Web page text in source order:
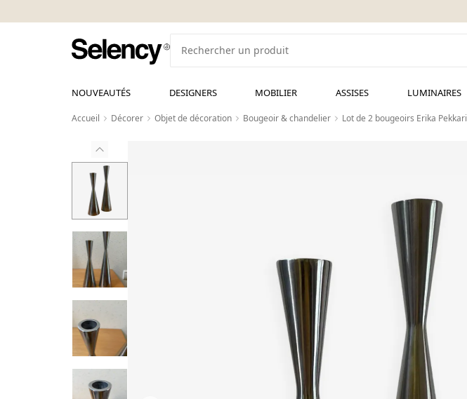
NOUVEAUTÉS DESIGNERS MOBILIER ASSISES LUMINAIRES
Accueil Décorer Objet de décoration Bougeoir & chandelier Lot de 2 bougeoirs Erika Pekkari